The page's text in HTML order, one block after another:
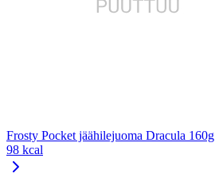
Frosty Pocket jäähilejuoma Dracula 160g
98 kcal